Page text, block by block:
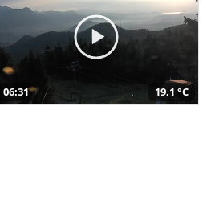
06:31 19,1 °C